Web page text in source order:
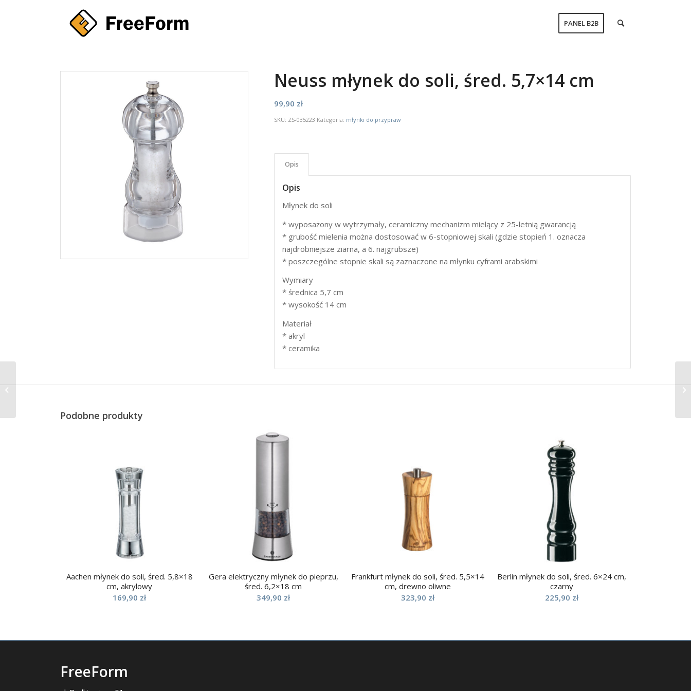
PANEL B2B
Neuss młynek do soli, śred. 5,7×14 cm
99,90 zł
SKU: ZS-035223 Kategoria: młynki do przypraw
Opis
Opis
Młynek do soli
* wyposażony w wytrzymały, ceramiczny mechanizm mielący z 25-letnią gwarancją
* grubość mielenia można dostosować w 6-stopniowej skali (gdzie stopień 1. oznacza
najdrobniejsze ziarna, a 6. najgrubsze)
* poszczególne stopnie skali są zaznaczone na młynku cyframi arabskimi
Wymiary
* średnica 5,7 cm
* wysokość 14 cm
Materiał
* akryl
* ceramika
Podobne produkty
Aachen młynek do soli, śred. 5,8×18
cm, akrylowy
169,90 zł
Gera elektryczny młynek do pieprzu,
śred. 6,2×18 cm
349,90 zł
Frankfurt młynek do soli, śred. 5,5×14
cm, drewno oliwne
323,90 zł
Berlin młynek do soli, śred. 6×24 cm,
czarny
225,90 zł
FreeForm